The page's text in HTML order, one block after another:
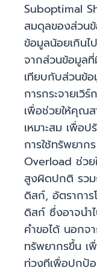
Suboptimal
สมดุลของส่วน
ข้อมูลน้อยเกินไ
จากส่วนข้อมูล
เทียบกับส่วนข้อ
การกระจายเวิ
เพื่อช่วยให้คุณส
เหมาะสม เพื่อ
การใช้ทรัพยาก
Overload ช่วย
สูงผิดปกติ รว
ดิสก์, อัตราการ
ดิสก์ ซึ่งอาจนำ
คำขอได้ นอกจ
ทรัพยากรขึ้น เ
ท่วงทีเพื่อปกป้